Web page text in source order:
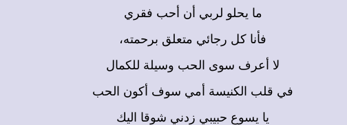
ما يحلو لربي أن أحب فقري
فأنا كل رجائي متعلق برحمته،
لا أعرف سوى الحب وسيلة للكمال
في قلب الكنيسة أمي سوف أكون الحب
يا يسوع حبيبي زدني شوقا اليك